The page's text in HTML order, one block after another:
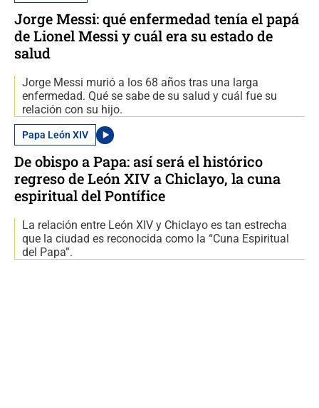
Jorge Messi: qué enfermedad tenía el papá
de Lionel Messi y cuál era su estado de
salud
Jorge Messi murió a los 68 años tras una larga
enfermedad. Qué se sabe de su salud y cuál fue su
relación con su hijo.
Papa León XIV
De obispo a Papa: así será el histórico
regreso de León XIV a Chiclayo, la cuna
espiritual del Pontífice
La relación entre León XIV y Chiclayo es tan estrecha
que la ciudad es reconocida como la “Cuna Espiritual
del Papa”.